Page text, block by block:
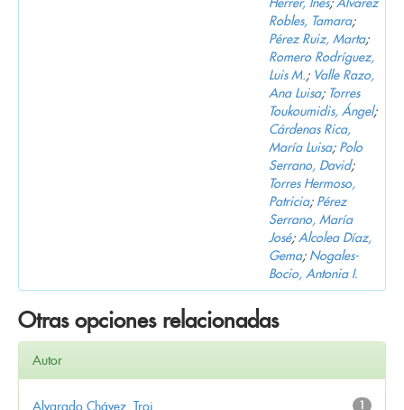
Robles, Tamara;
Pérez Ruiz, Marta;
Romero Rodríguez,
Luis M.; Valle Razo,
Ana Luisa; Torres
Toukoumidis, Ángel;
Cárdenas Rica,
María Luisa; Polo
Serrano, David;
Torres Hermoso,
Patricia; Pérez
Serrano, María
José; Alcolea Díaz,
Gema; Nogales-
Bocio, Antonia I.
Otras opciones relacionadas
Autor
1
Alvarado Chávez, Troi